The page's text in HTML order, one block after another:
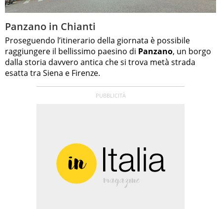
Panzano in Chianti
Proseguendo l’itinerario della giornata è possibile
raggiungere il bellissimo paesino di Panzano, un borgo
dalla storia davvero antica che si trova metà strada
esatta tra Siena e Firenze.